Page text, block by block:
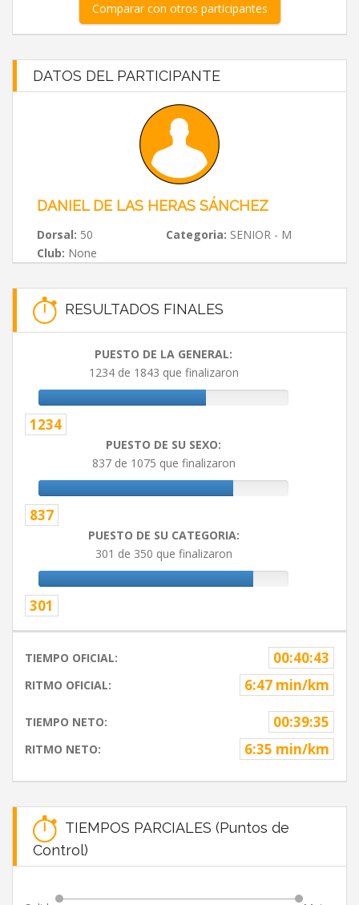
Comparar con otros participantes
DATOS DEL PARTICIPANTE
DANIEL DE LAS HERAS SÁNCHEZ
Dorsal: 50 Categoria: SENIOR - M
Club: None
RESULTADOS FINALES
PUESTO DE LA GENERAL:
1234 de 1843 que finalizaron
1234
PUESTO DE SU SEXO:
837 de 1075 que finalizaron
837
PUESTO DE SU CATEGORIA:
301 de 350 que finalizaron
301
TIEMPO OFICIAL: 00:40:43
RITMO OFICIAL: 6:47 min/km
TIEMPO NETO: 00:39:35
RITMO NETO: 6:35 min/km
TIEMPOS PARCIALES (Puntos de
Control)